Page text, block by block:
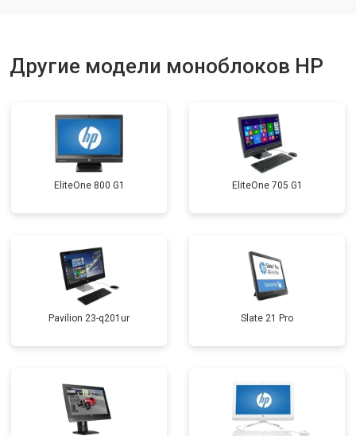
Другие модели моноблоков HP
EliteOne 800 G1 EliteOne 705 G1
Pavilion 23-q201ur Slate 21 Pro